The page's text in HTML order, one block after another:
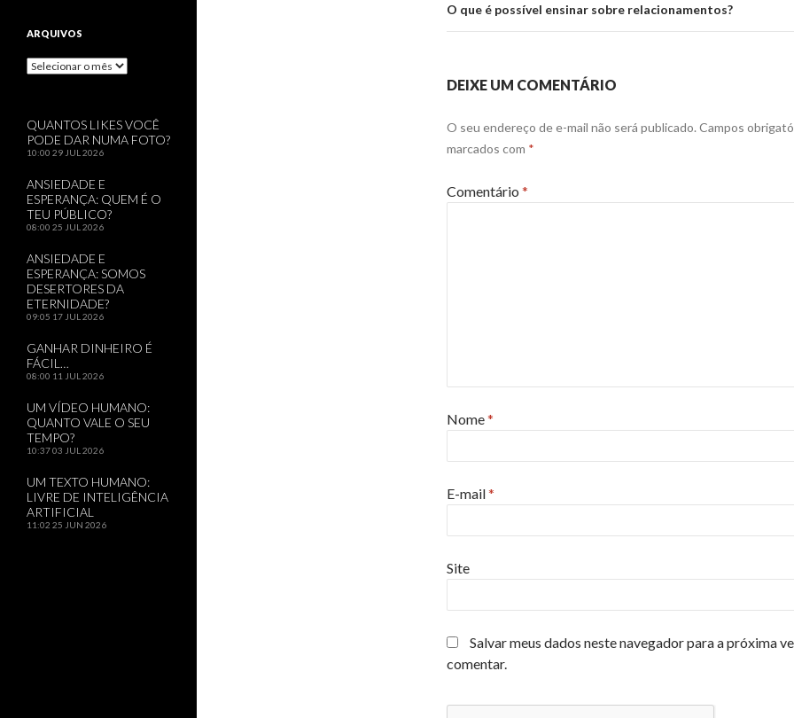
O que é possível ensinar sobre relacionamentos?
DEIXE UM COMENTÁRIO
O seu endereço de e-mail não será publicado. Campos
marcados com *
Comentário *
Nome*
E-mail*
Site
Salvar meus dados neste navegador para a próxima
comentar.
ARQUIVOS
Arquivos
QUANTOS LIKES VOCÊ
PODE DAR NUMA FOTO?
10:00 29 JUL 2026
ANSIEDADE E
ESPERANÇA: QUEM É O
TEU PÚBLICO?
08:00 25 JUL 2026
ANSIEDADE E
ESPERANÇA: SOMOS
DESERTORES DA
ETERNIDADE?
09:05 17 JUL 2026
GANHAR DINHEIRO É
FÁCIL…
08:00 11 JUL 2026
UM VÍDEO HUMANO:
QUANTO VALE O SEU
TEMPO?
10:3703 JUL 2026
UM TEXTO HUMANO:
LIVRE DE INTELIGÊNCIA
ARTIFICIAL
11:02 25 JUN 2026